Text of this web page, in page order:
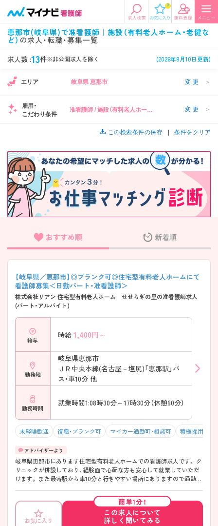
0
恵那市(岐阜県)で准看護師｜施設（有料老人ホーム・老健な
ど） の求人・転職・募集一覧
求人数 :13件※非公開求人を除く (2026年8月10日更新)
エリアから探す
エリアから探す
関東
東海 関西
九州・沖縄
希望の求人条件を選択
条件項目の選択に戻る
資格
施設形態
病院、クリニック・診療所など
担当業務
病棟、外来など
美容外科、
循環器内科など
未経験歓迎、
土日祝休みなど
年収
年収500万円以上など 正社員、契約社員など
フリーワード検索
エリア 岐阜県 恵那市 変更 ＞
雇用・
こだわり条件
准看護師 / 施設（有料老人ホーム・
変更 ＞
この検索条件の保存 条件をクリア
おすすめ順 新着順
【岐阜県／恵那市】◎ブランク可◎住宅型有料老人ホームにて
看護師募集＜日勤パート・准看護師＞
株式会社リアン 住宅型有料老人ホーム せせらぎの里の准看護師求人
(パート・アルバイト)
給与
時給 1,400円～
勤務地
岐阜県恵那市
ＪＲ中央本線(名古屋－塩尻)「恵那駅」バ
ス・車10分 他
勤務時間
就業時間1:08時30分～17時30分（休憩60分）
未経験歓迎 復職・ブランク可 マイカー通勤可・相談可 積極採用中
岐阜県恵那市にあります住宅型有料老人ホームでの看護師求人です。 ク
リニックが併設しており、経験面で心配な方も安心して就業していただ
けます。 また最寄駅から車10分と行きやすい場所にありますので通勤に
お気に入り
簡単1分！
この求人について
詳しく聞いてみる